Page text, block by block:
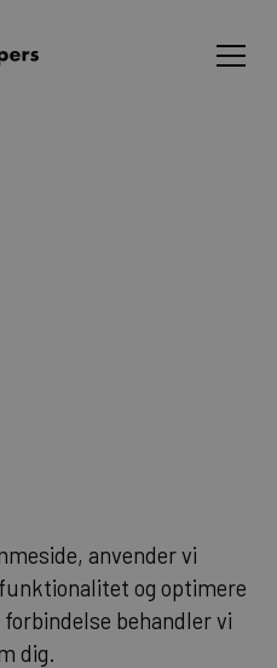
anvender vi
og optimere
behandler vi
dig.